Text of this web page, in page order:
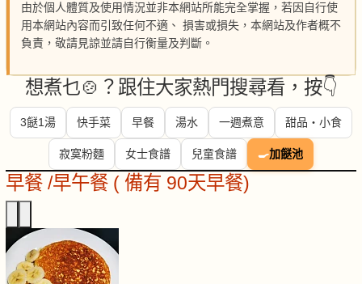
由於個人體質及使用情況並非本網站所能完全掌握，若因自行使
用本網站內容而引致任何不適、 損害或損失，本網站及作者概不
負責，敬請見諒並請自行衡量及判斷。
想煮乜🍲？跟住大家熱門搜尋看，按👇
3餸1湯 快手菜 早餐 湯水 一週煮意 甜品・小食
寂寞粉麵 女士食譜 兒童食譜 🍳加餸池
早餐 /早午餐 ( 備有 90天早餐)